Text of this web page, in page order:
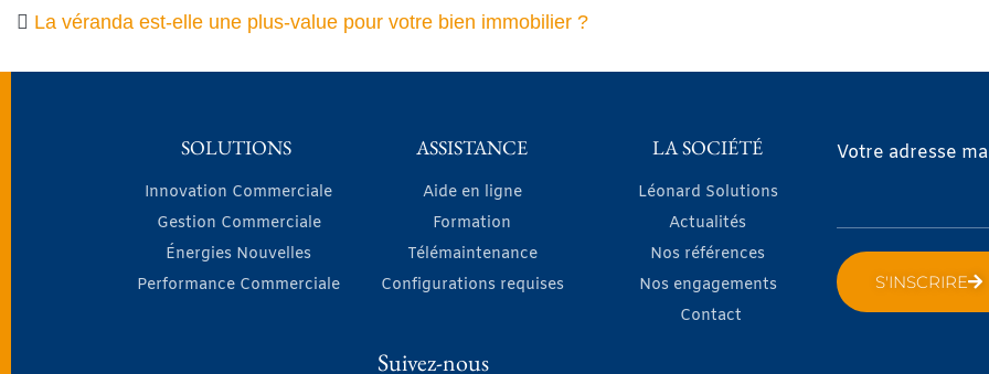
La véranda est-elle une plus-value pour votre bien immobilier ?
SOLUTIONS
Innovation Commerciale
Gestion Commerciale
Énergies Nouvelles
Performance Commerciale
ASSISTANCE
Aide en ligne
Formation
Télémaintenance
Configurations requises
LA SOCIÉTÉ
Léonard Solutions
Actualités
Nos références
Nos engagements
Contact
Votre adresse
S'INSCRIRE
Suivez-nous